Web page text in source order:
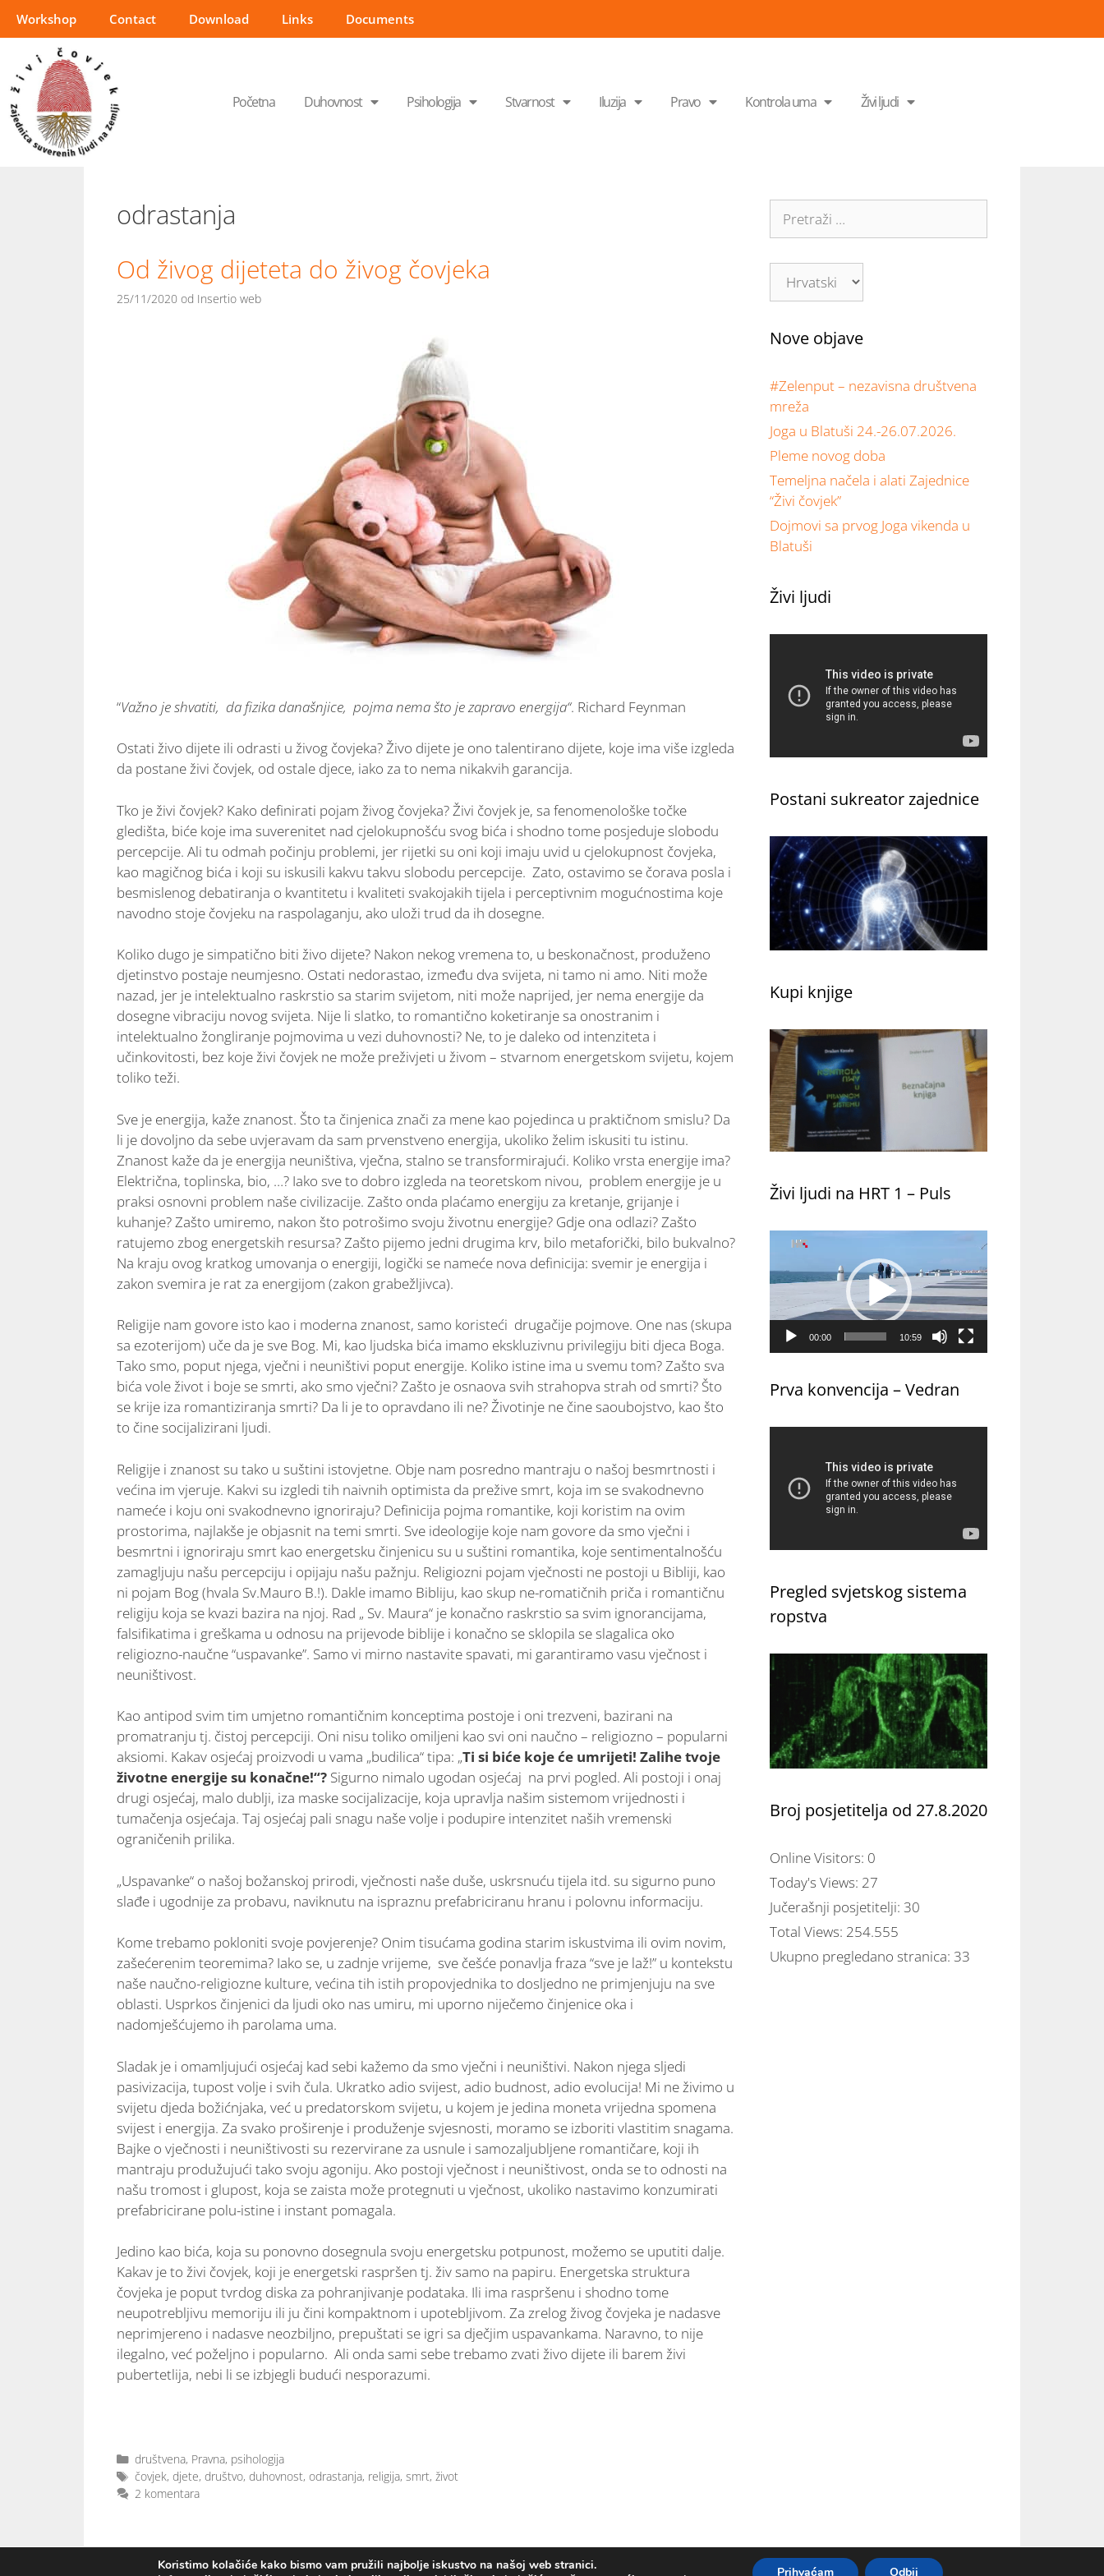
Workshop Contact Download Links Documents
Početna Duhovnost Psihologija Stvarnost Iluzija Pravo Kontrola uma Živi ljudi
odrastanja
Od živog dijeteta do živog čovjeka
25/11/2020 od Insertio web
“Važno je shvatiti, da fizika današnjice, pojma nema što je zapravo energija“. Richard Feynman
Ostati živo dijete ili odrasti u živog čovjeka? Živo dijete je ono talentirano dijete, koje ima više izgleda
da postane živi čovjek, od ostale djece, iako za to nema nikakvih garancija.
Tko je živi čovjek? Kako definirati pojam živog čovjeka? Živi čovjek je, sa fenomenološke točke
gledišta, biće koje ima suverenitet nad cjelokupnošću svog bića i shodno tome posjeduje slobodu
percepcije. Ali tu odmah počinju problemi, jer rijetki su oni koji imaju uvid u cjelokupnost čovjeka,
kao magičnog bića i koji su iskusili kakvu takvu slobodu percepcije. Zato, ostavimo se čorava posla i
besmislenog debatiranja o kvantitetu i kvaliteti svakojakih tijela i perceptivnim mogućnostima koje
navodno stoje čovjeku na raspolaganju, ako uloži trud da ih dosegne.
Koliko dugo je simpatično biti živo dijete? Nakon nekog vremena to, u beskonačnost, produženo
djetinstvo postaje neumjesno. Ostati nedorastao, između dva svijeta, ni tamo ni amo. Niti može
nazad, jer je intelektualno raskrstio sa starim svijetom, niti može naprijed, jer nema energije da
dosegne vibraciju novog svijeta. Nije li slatko, to romantično koketiranje sa onostranim i
intelektualno žongliranje pojmovima u vezi duhovnosti? Ne, to je daleko od intenziteta i
učinkovitosti, bez koje živi čovjek ne može preživjeti u živom – stvarnom energetskom svijetu, kojem
toliko teži.
Sve je energija, kaže znanost. Što ta činjenica znači za mene kao pojedinca u praktičnom smislu? Da
li je dovoljno da sebe uvjeravam da sam prvenstveno energija, ukoliko želim iskusiti tu istinu.
Znanost kaže da je energija neuništiva, vječna, stalno se transformirajući. Koliko vrsta energije ima?
Električna, toplinska, bio, …? Iako sve to dobro izgleda na teoretskom nivou, problem energije je u
praksi osnovni problem naše civilizacije. Zašto onda plaćamo energiju za kretanje, grijanje i
kuhanje? Zašto umiremo, nakon što potrošimo svoju životnu energije? Gdje ona odlazi? Zašto
ratujemo zbog energetskih resursa? Zašto pijemo jedni drugima krv, bilo metaforički, bilo bukvalno?
Na kraju ovog kratkog umovanja o energiji, logički se nameće nova definicija: svemir je energija i
zakon svemira je rat za energijom (zakon grabežljivca).
Religije nam govore isto kao i moderna znanost, samo koristeći drugačije pojmove. One nas (skupa
sa ezoterijom) uče da je sve Bog. Mi, kao ljudska bića imamo ekskluzivnu privilegiju biti djeca Boga.
Tako smo, poput njega, vječni i neuništivi poput energije. Koliko istine ima u svemu tom? Zašto sva
bića vole život i boje se smrti, ako smo vječni? Zašto je osnaova svih strahopva strah od smrti? Što
se krije iza romantiziranja smrti? Da li je to opravdano ili ne? Životinje ne čine saoubojstvo, kao što
to čine socijalizirani ljudi.
Religije i znanost su tako u suštini istovjetne. Obje nam posredno mantraju o našoj besmrtnosti i
većina im vjeruje. Kakvi su izgledi tih naivnih optimista da prežive smrt, koja im se svakodnevno
nameće i koju oni svakodnevno ignoriraju? Definicija pojma romantike, koji koristim na ovim
prostorima, najlakše je objasnit na temi smrti. Sve ideologije koje nam govore da smo vječni i
besmrtni i ignoriraju smrt kao energetsku činjenicu su u suštini romantika, koje sentimentalnošću
zamagljuju našu percepciju i opijaju našu pažnju. Religiozni pojam vječnosti ne postoji u Bibliji, kao
ni pojam Bog (hvala Sv.Mauro B.!). Dakle imamo Bibliju, kao skup ne-romatičnih priča i romantičnu
religiju koja se kvazi bazira na njoj. Rad „ Sv. Maura“ je konačno raskrstio sa svim ignorancijama,
falsifikatima i greškama u odnosu na prijevode biblije i konačno se sklopila se slagalica oko
religiozno-naučne “uspavanke”. Samo vi mirno nastavite spavati, mi garantiramo vasu vječnost i
neuništivost.
Kao antipod svim tim umjetno romantičnim konceptima postoje i oni trezveni, bazirani na
promatranju tj. čistoj percepciji. Oni nisu toliko omiljeni kao svi oni naučno – religiozno – popularni
aksiomi. Kakav osjećaj proizvodi u vama „budilica“ tipa: „Ti si biće koje će umrijeti! Zalihe tvoje
životne energije su konačne!“? Sigurno nimalo ugodan osjećaj na prvi pogled. Ali postoji i onaj
drugi osjećaj, malo dublji, iza maske socijalizacije, koja upravlja našim sistemom vrijednosti i
tumačenja osjećaja. Taj osjećaj pali snagu naše volje i podupire intenzitet naših vremenski
ograničenih prilika.
„Uspavanke“ o našoj božanskoj prirodi, vječnosti naše duše, uskrsnuću tijela itd. su sigurno puno
slađe i ugodnije za probavu, naviknutu na ispraznu prefabriciranu hranu i polovnu informaciju.
Kome trebamo pokloniti svoje povjerenje? Onim tisućama godina starim iskustvima ili ovim novim,
zašećerenim teoremima? Iako se, u zadnje vrijeme, sve češće ponavlja fraza “sve je laž!” u kontekstu
naše naučno-religiozne kulture, većina tih istih propovjednika to dosljedno ne primjenjuju na sve
oblasti. Usprkos činjenici da ljudi oko nas umiru, mi uporno niječemo činjenice oka i
nadomješćujemo ih parolama uma.
Sladak je i omamljujući osjećaj kad sebi kažemo da smo vječni i neuništivi. Nakon njega sljedi
pasivizacija, tupost volje i svih čula. Ukratko adio svijest, adio budnost, adio evolucija! Mi ne živimo u
svijetu djeda božićnjaka, već u predatorskom svijetu, u kojem je jedina moneta vrijedna spomena
svijest i energija. Za svako proširenje i produženje svjesnosti, moramo se izboriti vlastitim snagama.
Bajke o vječnosti i neuništivosti su rezervirane za usnule i samozaljubljene romantičare, koji ih
mantraju produžujući tako svoju agoniju. Ako postoji vječnost i neuništivost, onda se to odnosti na
našu tromost i glupost, koja se zaista može protegnuti u vječnost, ukoliko nastavimo konzumirati
prefabricirane polu-istine i instant pomagala.
Jedino kao bića, koja su ponovno dosegnula svoju energetsku potpunost, možemo se uputiti dalje.
Kakav je to živi čovjek, koji je energetski raspršen tj. živ samo na papiru. Energetska struktura
čovjeka je poput tvrdog diska za pohranjivanje podataka. Ili ima raspršenu i shodno tome
neupotrebljivu memoriju ili ju čini kompaktnom i upotebljivom. Za zrelog živog čovjeka je nadasve
neprimjereno i nadasve neozbiljno, prepuštati se igri sa dječjim uspavankama. Naravno, to nije
ilegalno, već poželjno i popularno. Ali onda sami sebe trebamo zvati živo dijete ili barem živi
pubertetlija, nebi li se izbjegli budući nesporazumi.
društvena, Pravna, psihologija
čovjek, djete, društvo, duhovnost, odrastanja, religija, smrt, život
2 komentara
Nove objave
#Zelenput – nezavisna društvena
mreža
Joga u Blatuši 24.-26.07.2026.
Pleme novog doba
Temeljna načela i alati Zajednice
“Živi čovjek”
Dojmovi sa prvog Joga vikenda u
Blatuši
Živi ljudi
Postani sukreator zajednice
Kupi knjige
Živi ljudi na HRT 1 – Puls
Reproduktor
videozapisa
00:00 10:59
Prva konvencija – Vedran
Pregled svjetskog sistema
ropstva
Broj posjetitelja od 27.8.2020
Online Visitors: 0
Today's Views: 27
Jučerašnji posjetitelji: 30
Total Views: 254.555
Ukupno pregledano stranica: 33
Koristimo kolačiće kako bismo vam pružili najbolje iskustvo na našoj web stranici.
Prihvaćam Odbij